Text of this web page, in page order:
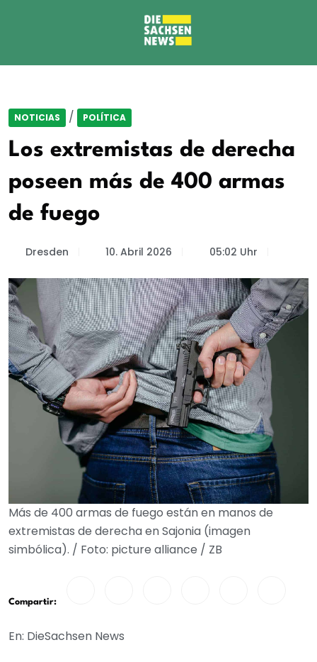
NOTICIAS / POLÍTICA
Los extremistas de derecha
poseen más de 400 armas
de fuego
Dresden 10. Abril 2026 05:02 Uhr
Más de 400 armas de fuego están en manos de
extremistas de derecha en Sajonia (imagen
simbólica). / Foto: picture alliance / ZB
Compartir:
En: DieSachsen News